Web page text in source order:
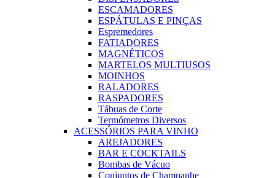
ESCAMADORES
ESPÁTULAS E PINÇAS
Espremedores
FATIADORES
MAGNÉTICOS
MARTELOS MULTIUSOS
MOINHOS
RALADORES
RASPADORES
Tábuas de Corte
Termómetros Diversos
ACESSÓRIOS PARA VINHO
AREJADORES
BAR E COCKTAILS
Bombas de Vácuo
Conjuntos de Champanhe